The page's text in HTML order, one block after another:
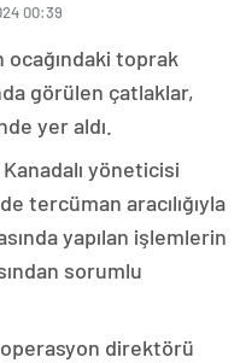
00:39
ocağındaki toprak
görülen çatlaklar,
yer aldı.
yöneticisi
tercüman aracılığıyla
yapılan işlemlerin
sorumlu
direktörü